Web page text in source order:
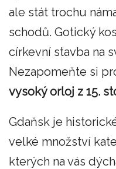
ale stát trochu
schodů. Gotický
církevní stavba na
Nezapomeňte si
vysoký orloj z 15.
Gdaňsk je
velké množství
kterých na vás